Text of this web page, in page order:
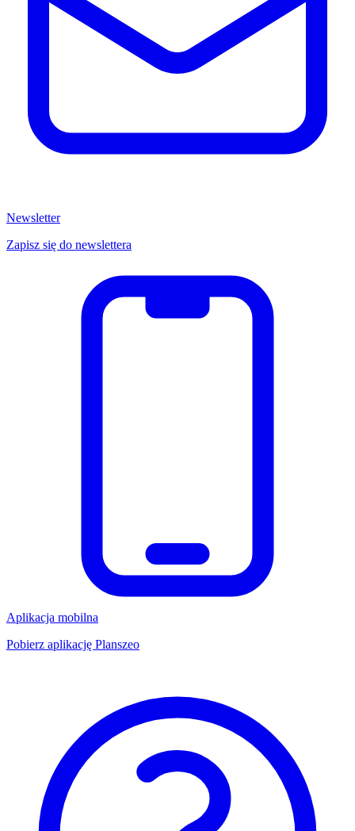
Newsletter
Zapisz się do newslettera
Aplikacja mobilna
Pobierz aplikację Planszeo